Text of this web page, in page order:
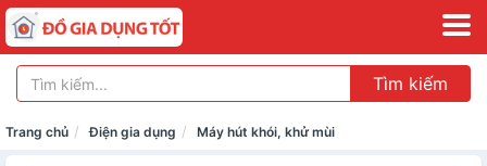
Tìm kiếm
Trang chủ Điện gia dụng Máy hút khói, khử mùi